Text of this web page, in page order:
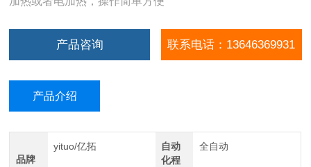
产品咨询 联系电话：13646369931
产品介绍
品牌
yituo/亿拓
自动
化程
全自动